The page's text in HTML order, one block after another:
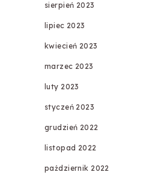
sierpień 2023
lipiec 2023
kwiecień 2023
marzec 2023
luty 2023
styczeń 2023
grudzień 2022
listopad 2022
październik 2022